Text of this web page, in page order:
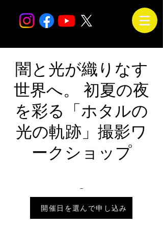
闇と光が織りなす
世界へ。 初夏の夜
を彩る「ホタルの
光の軌跡」撮影ワ
ークショップ
_
2026年7月14日 18:00 – 21:30
会場は未定です。
開催日を選んで申し込み